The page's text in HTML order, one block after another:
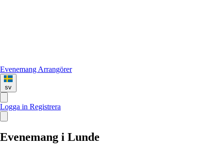
Evenemang Arrangörer
sv
Logga in Registrera
Evenemang i Lunde